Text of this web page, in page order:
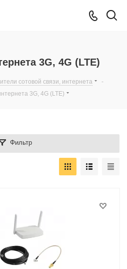
3G, 4G (LTE)
сотовой связи, интернета
-
3G, 4G (LTE)
Фильтр